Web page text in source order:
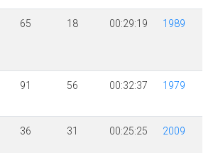
65 18 00:29:19 1989
91 56 00:32:37 1979
36 31 00:25:25 2009